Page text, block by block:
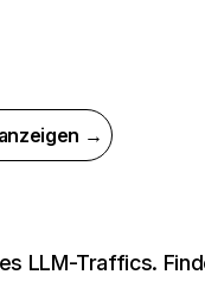
→
LLM-Traffics.